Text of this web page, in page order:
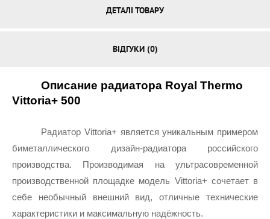
ДЕТАЛІ ТОВАРУ
ВІДГУКИ (0)
Описание радиатора Royal Thermo
Vittoria+ 500
Радиатор Vittoria+ является уникальным примером
биметаллического дизайн-радиатора российского
производства. Производимая на ультрасовременной
производственной площадке модель Vittoria+ сочетает в
себе необычный внешний вид, отличные технические
характеристики и максимальную надёжность.